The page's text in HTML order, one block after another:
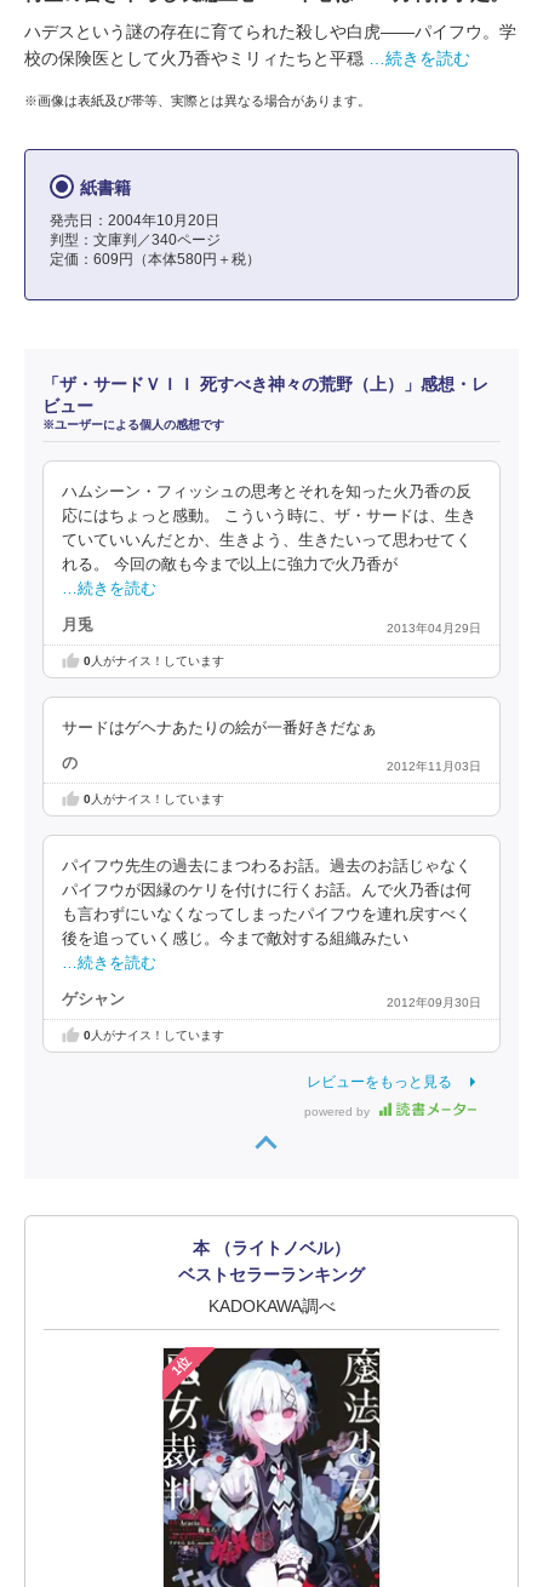
ハデスという謎の存在に育てられた殺しや白虎――パイフウ。学
校の保険医として火乃香やミリィたちと平穏
…続きを読む
※画像は表紙及び帯等、実際とは異なる場合があります。
紙書籍
発売日：2004年10月20日
判型：文庫判／340ページ
定価：609円（本体580円＋税）
「ザ・サードＶＩＩ 死すべき神々の荒野（上）」感想・レ
ビュー
※ユーザーによる個人の感想です
ハムシーン・フィッシュの思考とそれを知った火乃香の反
応にはちょっと感動。 こういう時に、ザ・サードは、生き
ていていいんだとか、生きよう、生きたいって思わせてく
れる。 今回の敵も今まで以上に強力で火乃香が
…続きを読む
月兎 2013年04月29日
0人がナイス！しています
サードはゲヘナあたりの絵が一番好きだなぁ
の 2012年11月03日
0人がナイス！しています
パイフウ先生の過去にまつわるお話。過去のお話じゃなく
パイフウが因縁のケリを付けに行くお話。んで火乃香は何
も言わずにいなくなってしまったパイフウを連れ戻すべく
後を追っていく感じ。今まで敵対する組織みたい
…続きを読む
ゲシャン 2012年09月30日
0人がナイス！しています
レビューをもっと見る
powered by
本 （ライトノベル）
ベストセラーランキング
KADOKAWA調べ
1位